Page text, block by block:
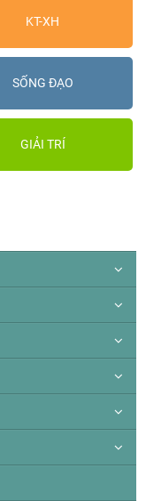
KT-XH
SỐNG ĐẠO
GIẢI TRÍ